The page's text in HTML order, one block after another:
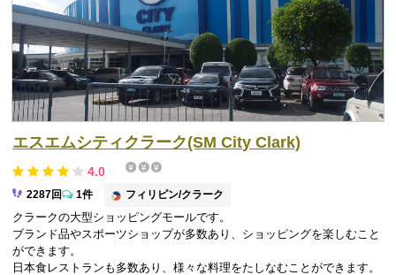
エスエムシティクラーク(SM City Clark)
4.0
フィリピン/クラーク
2287回 1件
クラークの大型ショッピングモールです。
ブランド品やスポーツショップが多数あり、ショッピングを楽しむこと
ができます。
日本食レストランも多数あり、様々な料理をたしなむことができます。